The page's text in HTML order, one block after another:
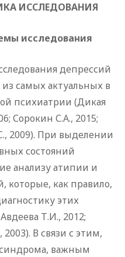
ИССЛЕДОВАНИЯ
исследования
депрессий
самых актуальных в
психиатрии (Дикая
Сорокин С.А., 2015;
2009). При выделении
состояний
анализу атипии и
которые, как правило,
этих
Т.И., 2012;
2003). В связи с этим,
синдрома, важным